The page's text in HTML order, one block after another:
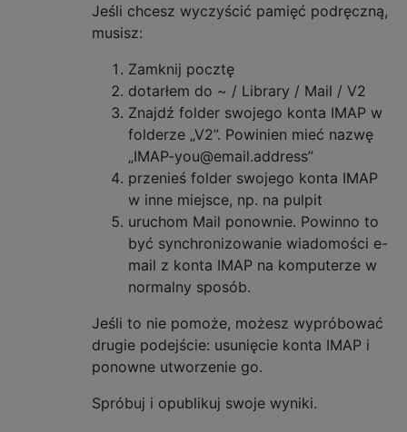
Jeśli chcesz wyczyścić pamięć podręczną,
musisz:
Zamknij pocztę
dotarłem do ~ / Library / Mail / V2
Znajdź folder swojego konta IMAP w
folderze „V2”. Powinien mieć nazwę
„IMAP-you@email.address”
przenieś folder swojego konta IMAP
w inne miejsce, np. na pulpit
uruchom Mail ponownie. Powinno to
być synchronizowanie wiadomości e-
mail z konta IMAP na komputerze w
normalny sposób.
Jeśli to nie pomoże, możesz wypróbować
drugie podejście: usunięcie konta IMAP i
ponowne utworzenie go.
Spróbuj i opublikuj swoje wyniki.